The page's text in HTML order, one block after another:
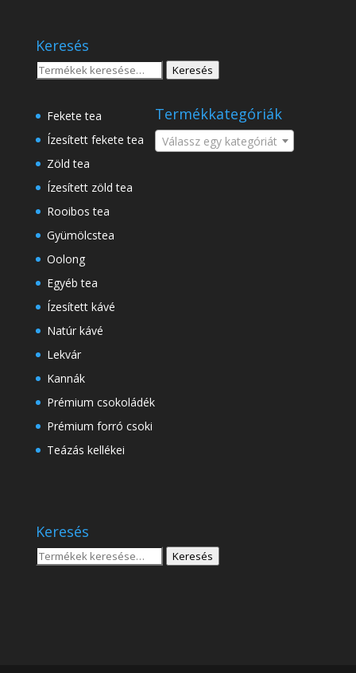
8
.500 Ft
Keresés
Keresés
Keresés
Fekete tea
Ízesített fekete tea
Zöld tea
Ízesített zöld tea
Rooibos tea
Gyümölcstea
Oolong
Egyéb tea
Ízesített kávé
Natúr kávé
Lekvár
Kannák
Prémium csokoládék
Prémium forró csoki
Teázás kellékei
Termékkategóriák
Válassz egy kategóriát
Keresés
Keresés
Keresés